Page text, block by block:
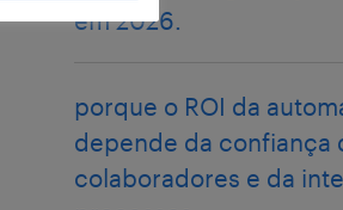
em 2026.
porque o ROI da
depende da confiança
colaboradores e da